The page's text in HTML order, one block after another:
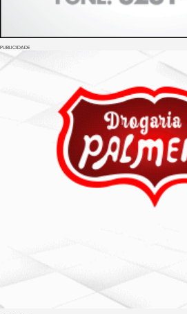
PUBLICIDADE